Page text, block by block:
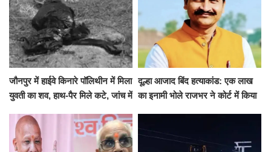
जौनपुर में हाईवे किनारे पॉलिथीन में मिला
युवती का शव, हाथ-पैर मिले कटे, जांच में
दूल्हा आजाद बिंद हत्याकांड: एक लाख
का इनामी भोले राजभर ने कोर्ट में किया